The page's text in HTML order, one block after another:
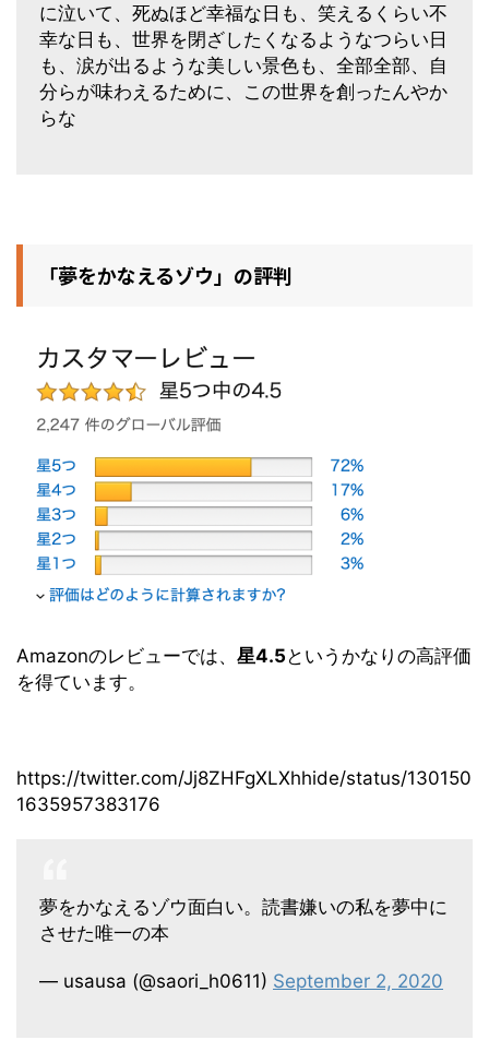
に泣いて、死ぬほど幸福な日も、笑えるくらい不
幸な日も、世界を閉ざしたくなるようなつらい日
も、涙が出るような美しい景色も、全部全部、自
分らが味わえるために、この世界を創ったんやか
らな
「夢をかなえるゾウ」の評判
Amazonのレビューでは、 星4.5 というかなりの高評価
を得ています。
https://twitter.com/Jj8ZHFgXLXhhide/status/130150
1635957383176
夢をかなえるゾウ面白い。読書嫌いの私を夢中に
させた唯一の本
— usausa (@saori_h0611) September 2, 2020